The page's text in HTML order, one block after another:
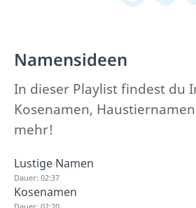
Namensideen
In dieser Playlist findest du
Kosenamen,
mehr!
Lustige Namen
Dauer: 02:37
Kosenamen
Dauer: 02:20